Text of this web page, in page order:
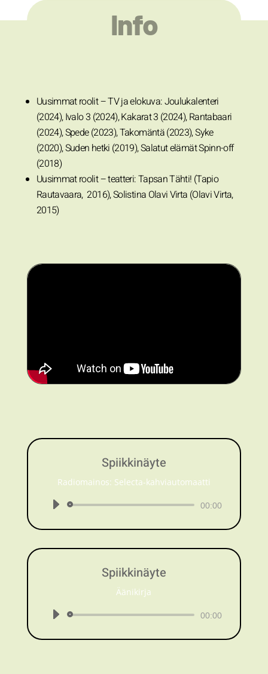
Info
Uusimmat roolit – TV ja elokuva: Joulukalenteri
(2024), Ivalo 3 (2024), Kakarat 3 (2024), Rantabaari
(2024), Spede (2023), Takomäntä (2023), Syke
(2020), Suden hetki (2019), Salatut elämät Spinn-off
(2018)
Uusimmat roolit – teatteri: Tapsan Tähti! (Tapio
Rautavaara, 2016), Solistina Olavi Virta (Olavi Virta,
2015)
Spiikkinäyte
Radiomainos: Selecta-kahviautomaatti
Äänitoistin 00:00
Spiikkinäyte
Äänikirja
Äänitoistin 00:00